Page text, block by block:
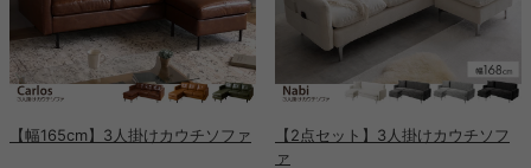
【幅165cm】3人掛けカウチソファ
【2点セット】3人掛けカウチソフ
ァ